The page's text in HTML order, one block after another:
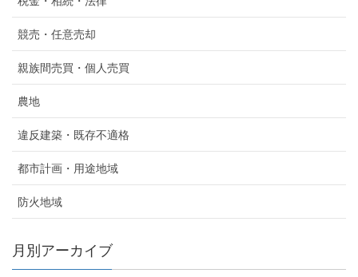
競売・任意売却
親族間売買・個人売買
農地
違反建築・既存不適格
都市計画・用途地域
防火地域
月別アーカイブ